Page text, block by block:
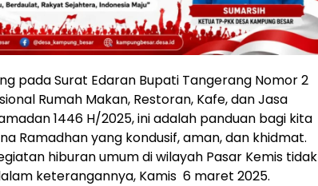
pada Surat Edaran Bupati Tangerang Nomor 2
Rumah Makan, Restoran, Kafe, dan Jasa
1446 H/2025, ini adalah panduan bagi kita
Ramadhan yang kondusif, aman, dan khidmat.
hiburan umum di wilayah Pasar Kemis tidak
keterangannya, Kamis 6 maret 2025.